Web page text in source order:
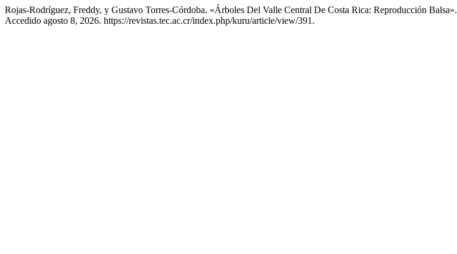
Rojas-Rodríguez, Freddy, y Gustavo Torres-Córdoba. «Árboles Del Valle Central De Costa Rica: Reproducción Balsa».
Accedido agosto 8, 2026. https://revistas.tec.ac.cr/index.php/kuru/article/view/391.